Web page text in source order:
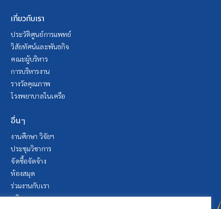
เกี่ยวกับเรา
ประวัติศูนย์การแพทย์
วิสัยทัศน์และพันธกิจ
คณะผู้บริหาร
การบริหารงาน
รางวัลคุณภาพ
โรงพยาบาลในเครือ
อื่นๆ
งานศึกษา วิจัยฯ
ประชุมวิชาการ
จัดซื้อจัดจ้าง
ห้องสมุด
ร่วมงานกับเรา
บริจาค